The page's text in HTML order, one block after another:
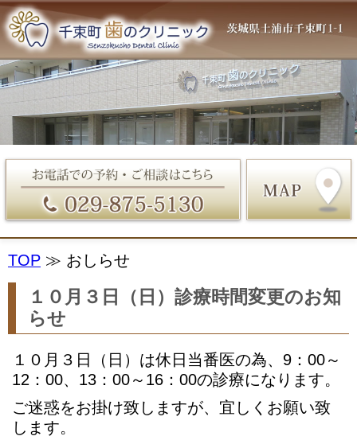
TOP ≫ おしらせ
１０月３日（日）診療時間変更のお知
らせ
１０月３日（日）は休日当番医の為、9：00～
12：00、13：00～16：00の診療になります。
ご迷惑をお掛け致しますが、宜しくお願い致
します。